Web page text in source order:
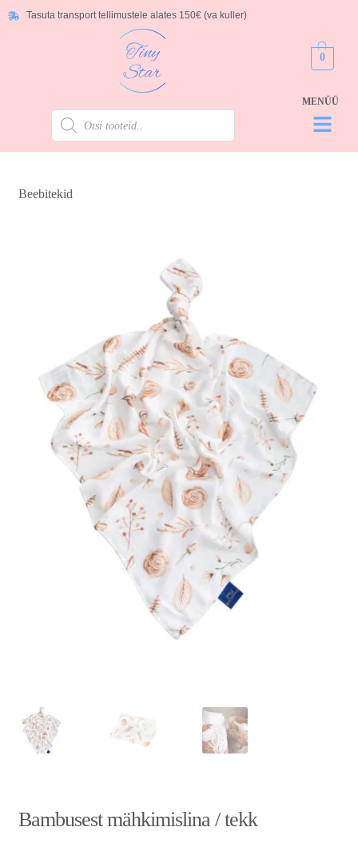
Tasuta transport tellimustele alates 150€ (va kuller)
0
Beebitekid
Bambusest mähkimislina / tekk